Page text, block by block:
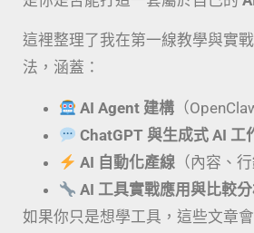
這裡整理了我在第一線教學與實
法，涵蓋：
AI Agent 建構 （
ChatGPT 與生成式 AI 工
AI 自動化產線 （內容、
AI 工具實戰應用與比較
如果你只是想學工具，這些文章